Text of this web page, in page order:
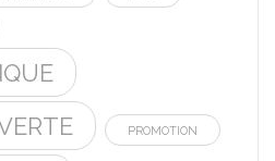
PROMOTION